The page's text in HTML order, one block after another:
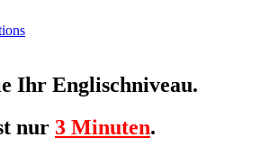
Ihr Englischniveau.
nur 3 Minuten.